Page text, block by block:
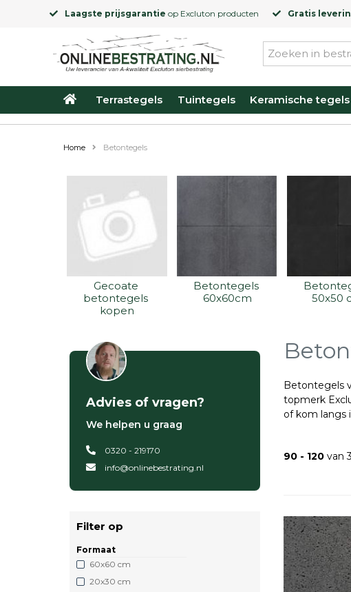
Laagste prijsgarantie op Excluton producten Gratis
Terrastegels Tuintegels Keramische tegels
Home Betontegels
Gecoate
betontegels
kopen
Betontegels
60x60cm
50x50
Advies of vragen?
We helpen u graag
0320 - 219170
info@onlinebestrating.nl
Filter op
Formaat
60x60 cm
20x30 cm
Betontegels
topmerk
of kom langs
90 - 120van